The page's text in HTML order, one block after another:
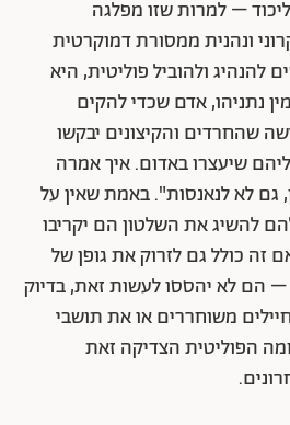
– למרות שזו מפלגה
ונהנית ממסורת דמוקרטית
להנהיג ולהוביל פוליטית, היא
נתניהו, אדם שכדי להקים
שהחרדים והקיצונים יבקשו
שיעצרו באדום. איך אמרה
גם לא לנאנסות". באמת שאין על
להשיג את השלטון הם יקריבו
זה כולל גם לזרוק את גופן של
– הם לא יהססו לעשות זאת, בדיוק
משוחררים או את תושבי
הפוליטית הצדיקה זאת